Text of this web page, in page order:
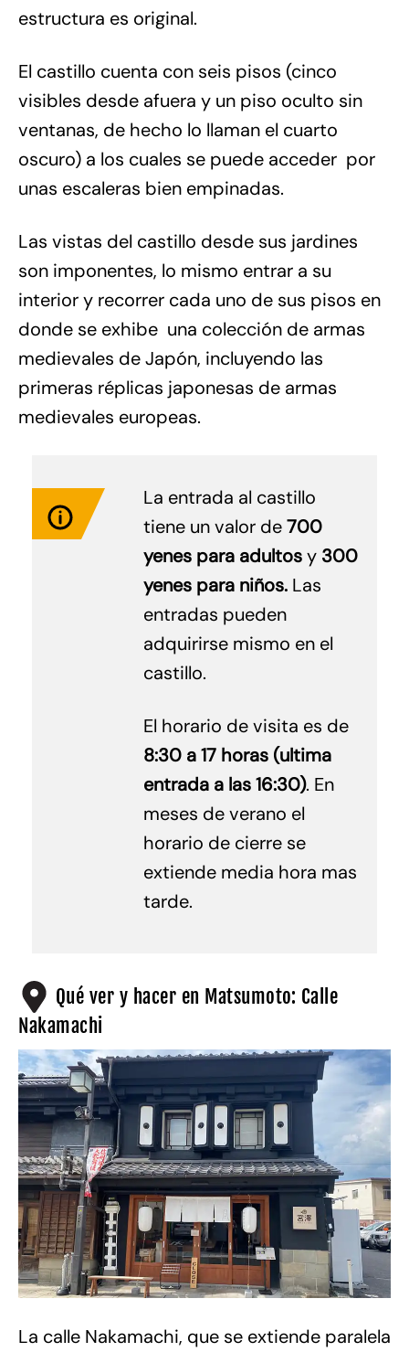
estructura es original.
El castillo cuenta con seis pisos (cinco
visibles desde afuera y un piso oculto sin
ventanas, de hecho lo llaman el cuarto
oscuro) a los cuales se puede acceder por
unas escaleras bien empinadas.
Las vistas del castillo desde sus jardines
son imponentes, lo mismo entrar a su
interior y recorrer cada uno de sus pisos en
donde se exhibe una colección de armas
medievales de Japón, incluyendo las
primeras réplicas japonesas de armas
medievales europeas.
La entrada al castillo
tiene un valor de700
yenes para adultosy 300
yenes para niños. Las
entradas pueden
adquirirse mismo en el
castillo.
El horario de visita es de
8:30 a 17 horas (ultima
entrada a las 16:30). En
meses de verano el
horario de cierre se
extiende media hora mas
tarde.
Qué ver y hacer en Matsumoto: Calle
Nakamachi
La calle Nakamachi, que se extiende paralela